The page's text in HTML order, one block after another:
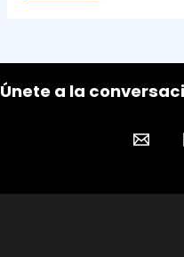
Únete a la